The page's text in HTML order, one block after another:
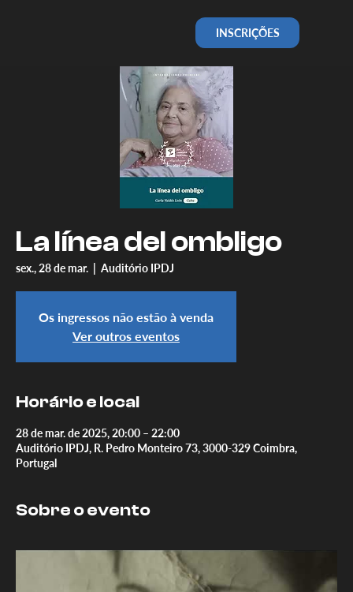
INSCRIÇÕES
La línea del ombligo
sex., 28 de mar. Auditório IPDJ
Os ingressos não estão à venda
Ver outros eventos
Horário e local
28 de mar. de 2025, 20:00 – 22:00
Auditório IPDJ, R. Pedro Monteiro 73, 3000-329 Coimbra,
Portugal
Sobre o evento